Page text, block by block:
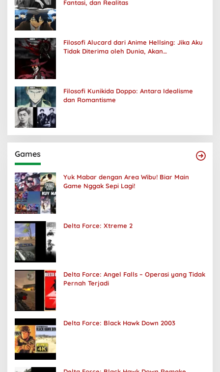
Fantasi, dan Realitas
Filosofi Alucard dari Anime Hellsing: Jika Aku
Tidak Diterima oleh Dunia, Akan
Filosofi Kunikida Doppo: Antara Idealisme
dan Romantisme
Games
Yuk Mabar dengan Area Wibu! Biar Main
Game Nggak Sepi Lagi!
Delta Force: Xtreme 2
Delta Force: Angel Falls – Operasi yang Tidak
Pernah Terjadi
Delta Force: Black Hawk Down 2003